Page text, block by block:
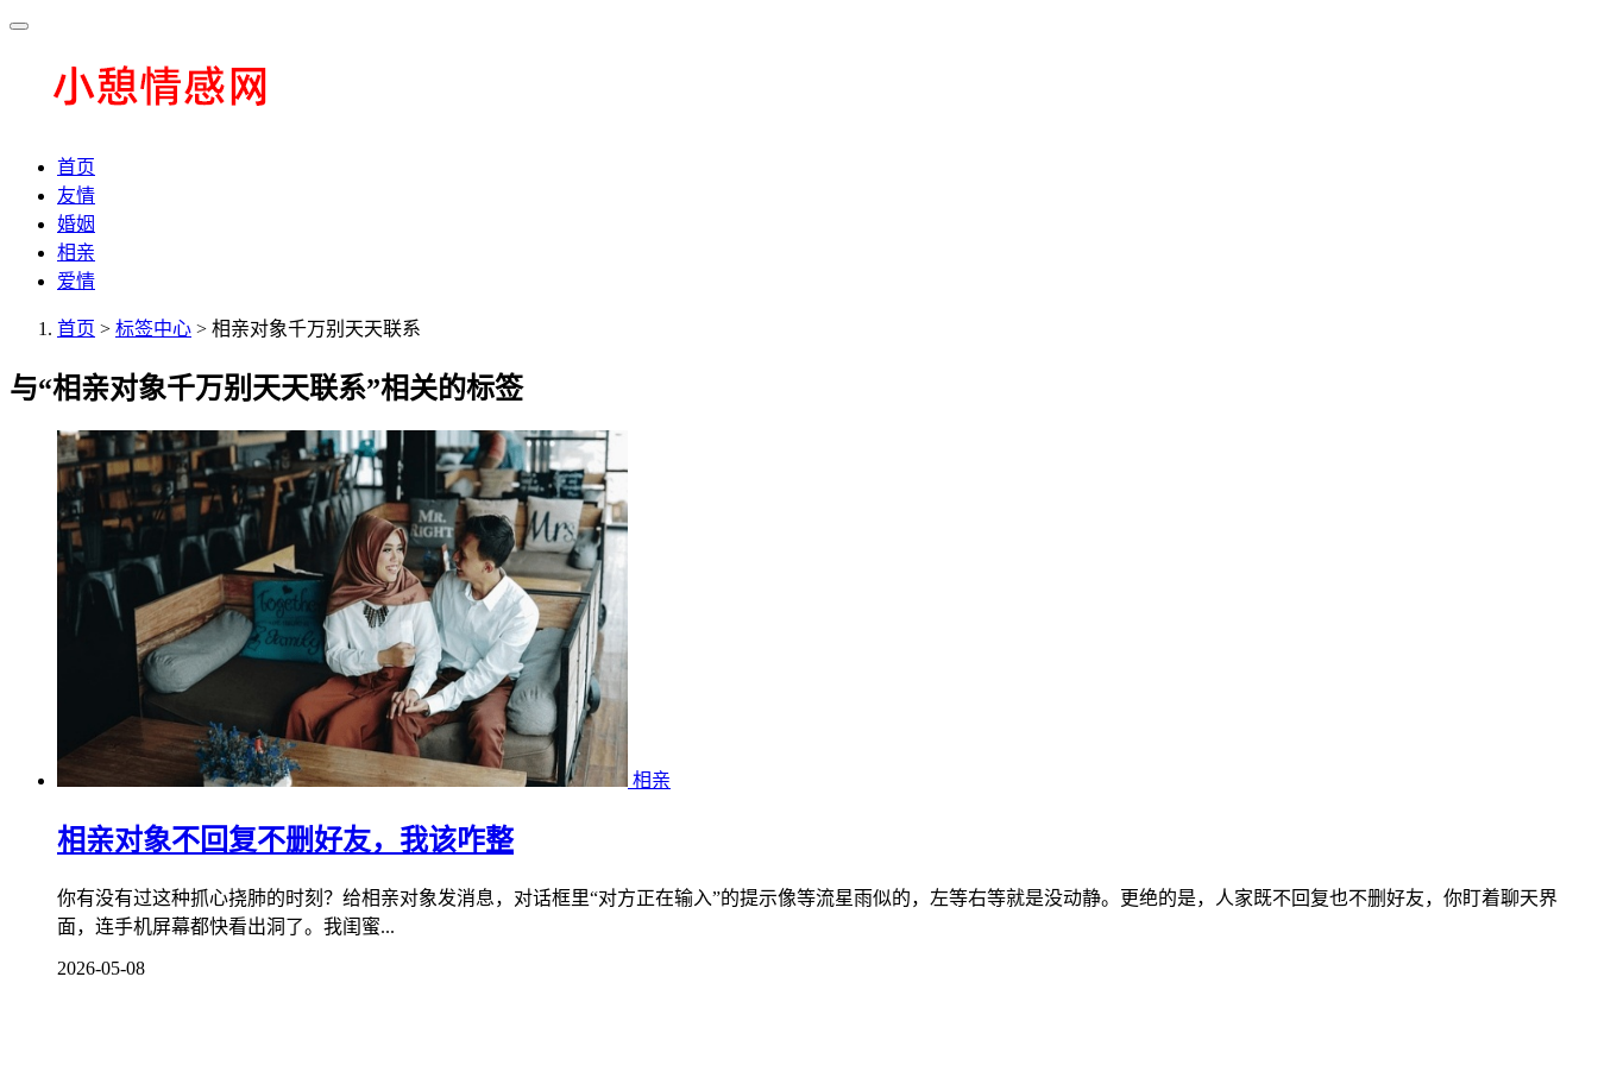
首页
友情
婚姻
相亲
爱情
首页 > 标签中心 > 相亲对象千万别天天联系
与“相亲对象千万别天天联系”相关的标签
相亲
相亲对象不回复不删好友，我该咋整
你有没有过这种抓心挠肺的时刻？给相亲对象发消息，对话框里“对方正在输入”的提示像等流星雨似的，左等右等就是没动静。更绝的是，人家既不回复也不删好友，你盯着聊天界
面，连手机屏幕都快看出洞了。我闺蜜...
2026-05-08